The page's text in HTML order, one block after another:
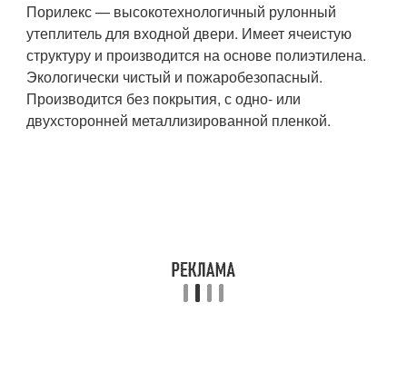
Порилекс — высокотехнологичный рулонный
утеплитель для входной двери. Имеет ячеистую
структуру и производится на основе полиэтилена.
Экологически чистый и пожаробезопасный.
Производится без покрытия, с одно- или
двухсторонней металлизированной пленкой.